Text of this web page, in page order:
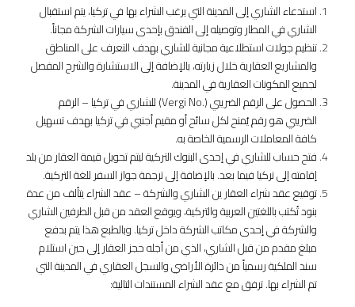
استدعاء الشاري إلى المدينة التي يرغب الشراء بها في تركيا، يتم استقبال
الشاري في المطار وتوصيله إلى الفندق بإحدى سيارات الشركة مجاناً.
تنظيم جولات استطلاعية مجانية للشاري بهدف التعرف على المناطق
والمشاريع العقارية خلال زيارته، بالإضافة إلى الاستشارة والشرح المفصل
لجميع المكونات العقارية في المدينة.
الحصول على الرقم الضريبي (.Vergi No) للشاري في تركيا – الرقم
الضريبي هو رقم يُمنح لكل سائح أو مقيم أجنبي في تركيا بهدف تسهيل
كافة المعاملات الرسمية الخاصة به.
فتح حساب للشاري في إحدى البنوك التركية ليتم تحويل قيمة العقار من بلد
إقامته إلى تركيا فيما بعد. بالإضافة إلى ترجمة جواز السفر للغة التركية.
توقيع عقد شراء العقار ين الشاري والشركة – عقد الشراء يتألف من عدة
بنود تُكتب باللغتين العربية والتركية، ويوقع العقد من قبل الطرفين الشاري
والشركة في إحدى مكاتب الشركة داخل تركيا. وبالطبع هذا يتم بدفع
مبلغ مقدم من قبل الشاري، الذي من أجله حجز العقار إلى حين استلام
سند الملكية رسمياً من دائرة الأراضي والسجل العقاري في المدينة التي
تم الشراء بها. ترفق مع عقد الشراء المستندات التالية: